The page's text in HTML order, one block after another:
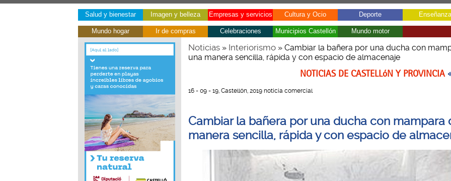
Salud y bienestar Imagen y belleza Empresas y servicios Cultura y Ocio Deporte Enseñanza
Mundo hogar Ir de compras Celebraciones Municipios Castellón Mundo motor
Noticias» Interiorismo» Cambiar la bañera por una ducha con
una manera sencilla, rápida y con espacio de almacenaje
NOTICIAS DE CASTELLóN Y PROVINCIA
16 - 09 - 19, Castellón, 2019 noticia comercial
Cambiar la bañera por una ducha con mampara
manera sencilla, rápida y con espacio de